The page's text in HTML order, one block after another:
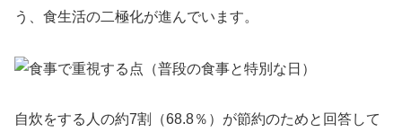
う、食生活の二極化が進んでいます。
自炊をする人の約7割（68.8％）が節約のためと回答して